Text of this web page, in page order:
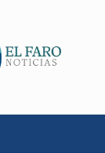
Noticias